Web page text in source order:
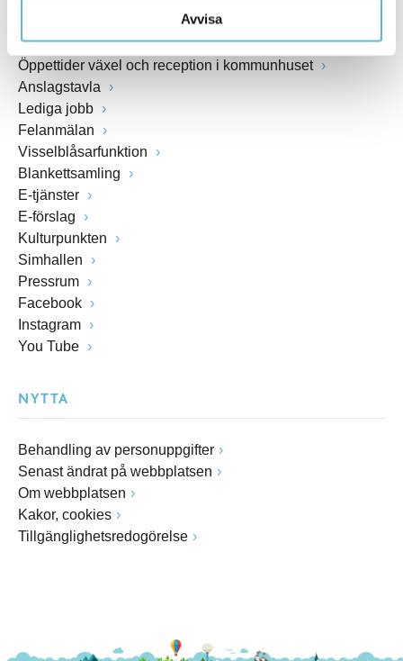
Avvisa
Öppettider växel och reception i kommunhuset
Anslagstavla
Lediga jobb
Felanmälan
Visselblåsarfunktion
Blankettsamling
E-tjänster
E-förslag
Kulturpunkten
Simhallen
Pressrum
Facebook
Instagram
You Tube
NYTTA
Behandling av personuppgifter
Senast ändrat på webbplatsen
Om webbplatsen
Kakor, cookies
Tillgänglighetsredogörelse